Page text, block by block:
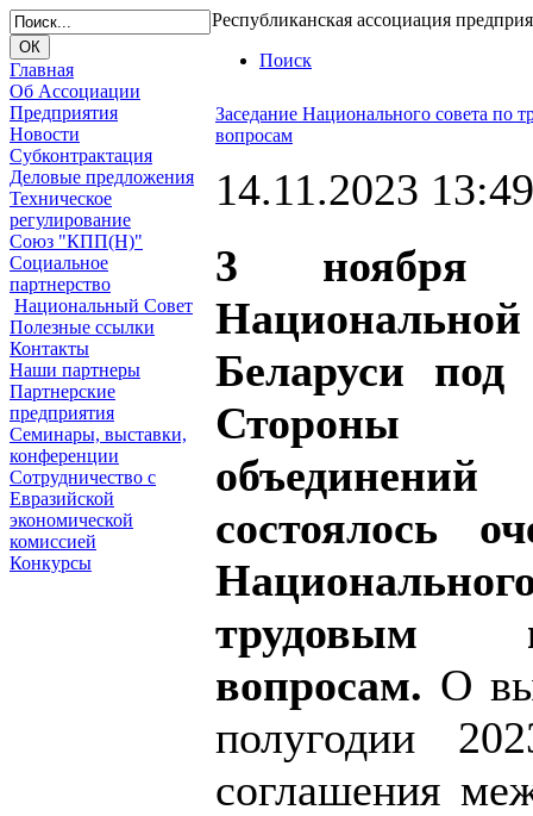
Главная
Об Ассоциации
Предприятия
Новости
Субконтрактация
Деловые предложения
Техническое
регулирование
Союз "КПП(Н)"
Социальное
партнерство
Национальный Совет
Полезные ссылки
Контакты
Наши партнеры
Партнерские
предприятия
Семинары, выставки,
конференции
Сотрудничество с
Евразийской
экономической
комиссией
Конкурсы
Республиканская ассоциация
Поиск
Заседание Национального совета по
вопросам
14.11.2023 13:49
3 ноября
Беларуси под
Стороны
состоялось
трудовым
вопросам. О
полугодии
соглашения